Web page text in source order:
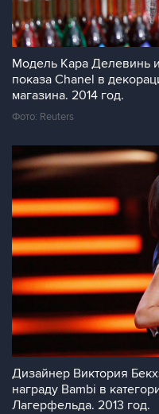
Модель Кара Делевинь
показа Chanel в
магазина. 2014 год.
Фото: Reuters
Дизайнер Виктория
награду Bambi в
Лагерфельда. 2013 год.